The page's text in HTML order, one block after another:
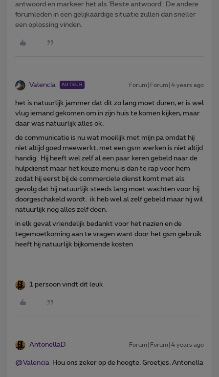
antwoord en markeer het als 'Beste antwoord'. De andere
forumleden in een gelijkaardige situatie zullen dan sneller
een oplossing vinden.
Valencia AUTEUR Forum|Forum|4 years ago
het is natuurlijk jammer dat dit zo lang moet duren, er is wel
vlug iemand gekomen om in zijn huis te komen kijken, maar
daar was natuurlijk alles ok,
de communicatie is nu wat moeilijk met mijn pa omdat hij
niet altijd goed meewerkt, met een gsm werken is niet altijd
handig. Hij heeft wel zelf al een paar keren gebeld naar de
hulpdienst maar het keuze menu is dan te rap voor hem
zodat hij eerst bij de commerciele dienst komt met als
gevolg dat hij natuurlijk steeds lang moet wachten voor hij
doorgeschakeld wordt. ik heb wel al zelf gebeld maar hij wil
natuurlijk nog alles zelf doen.
in elk geval vriendelijk bedankt voor het nazien en de
tegemoetkoming aan te vragen want door het gsm gebruik
heeft hij natuurlijk bijkomende kosten
1 persoon vindt dit leuk
AntonellaD Forum|Forum|4 years ago
@Valencia Hou ons zeker op de hoogte. Groetjes, Antonella